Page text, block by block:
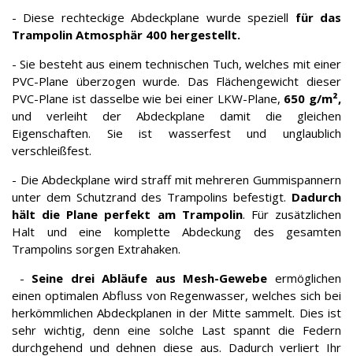
- Diese rechteckige Abdeckplane wurde speziell für das
Trampolin Atmosphär 400 hergestellt.
- Sie besteht aus einem technischen Tuch, welches mit einer
PVC-Plane überzogen wurde. Das Flächengewicht dieser
PVC-Plane ist dasselbe wie bei einer LKW-Plane, 650 g/m²,
und verleiht der Abdeckplane damit die gleichen
Eigenschaften. Sie ist wasserfest und unglaublich
verschleißfest.
- Die Abdeckplane wird straff mit mehreren Gummispannern
unter dem Schutzrand des Trampolins befestigt. Dadurch
hält die Plane perfekt am Trampolin. Für zusätzlichen
Halt und eine komplette Abdeckung des gesamten
Trampolins sorgen Extrahaken.
- Seine drei Abläufe aus Mesh-Gewebe ermöglichen
einen optimalen Abfluss von Regenwasser, welches sich bei
herkömmlichen Abdeckplanen in der Mitte sammelt. Dies ist
sehr wichtig, denn eine solche Last spannt die Federn
durchgehend und dehnen diese aus. Dadurch verliert Ihr